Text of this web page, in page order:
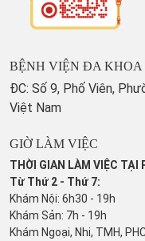
BỆNH VIỆN ĐA KHOA
ĐC: Số 9, Phố Viên,
Việt Nam
GIỜ LÀM VIỆC
THỜI GIAN LÀM VIỆC TẠI
Từ Thứ 2 - Thứ 7:
Khám Nội: 6h30 - 19h
Khám Sản: 7h - 19h
Khám Ngoại, Nhi, TMH,